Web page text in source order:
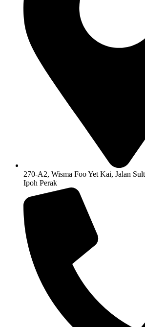
270-A2, Wisma Foo Yet Kai, Jalan
Ipoh Perak